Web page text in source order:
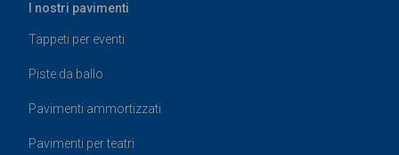
I nostri pavimenti
Tappeti per eventi
Piste da ballo
Pavimenti ammortizzati
Pavimenti per teatri